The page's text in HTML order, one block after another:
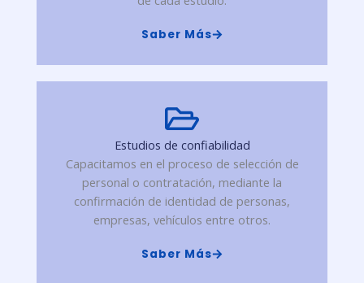
Saber Más
Estudios de confiabilidad
Capacitamos en el proceso de selección de
personal o contratación, mediante la
confirmación de identidad de personas,
empresas, vehículos entre otros.
Saber Más